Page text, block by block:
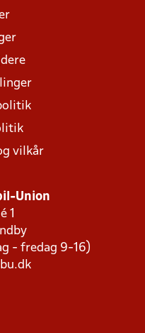
vilkår
Union
1
- fredag 9-16)